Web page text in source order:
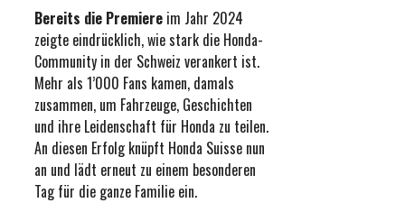
Bereits die Premiere im Jahr 2024
zeigte eindrücklich, wie stark die Honda-
Community in der Schweiz verankert ist.
Mehr als 1’000 Fans kamen, damals
zusammen, um Fahrzeuge, Geschichten
und ihre Leidenschaft für Honda zu teilen.
An diesen Erfolg knüpft Honda Suisse nun
an und lädt erneut zu einem besonderen
Tag für die ganze Familie ein.